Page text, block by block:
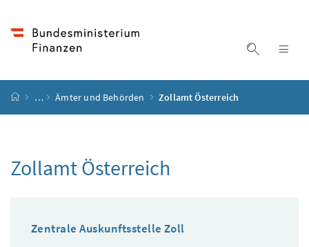
Suche
Startseite
… Ämter und Behörden Zollamt Österreich
Zollamt Österreich
Zentrale Auskunftsstelle Zoll